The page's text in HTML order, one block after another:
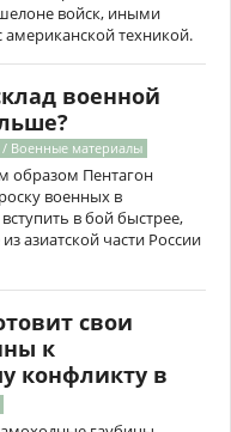
войск, иными
техникой.
военной
Военные материалы
образом Пентагон
военных в
в бой быстрее,
азиатской части России
свои
к
конфликту в